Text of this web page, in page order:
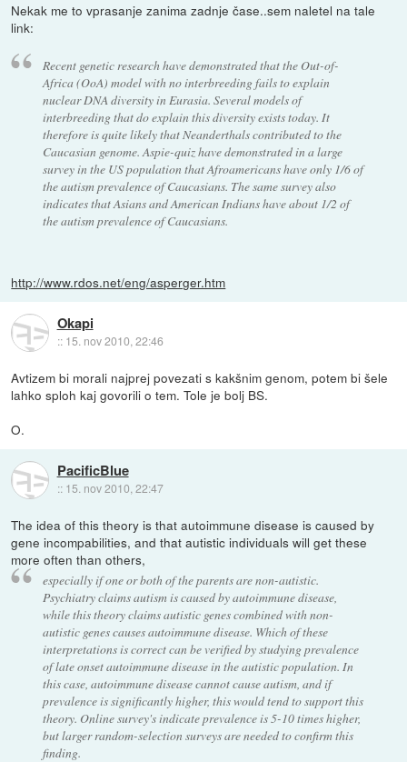
Nekak me to vprasanje zanima zadnje čase..sem naletel na tale
link:
Recent genetic research have demonstrated that the Out-of-
Africa (OoA) model with no interbreeding fails to explain
nuclear DNA diversity in Eurasia. Several models of
interbreeding that do explain this diversity exists today. It
therefore is quite likely that Neanderthals contributed to the
Caucasian genome. Aspie-quiz have demonstrated in a large
survey in the US population that Afroamericans have only 1/6 of
the autism prevalence of Caucasians. The same survey also
indicates that Asians and American Indians have about 1/2 of
the autism prevalence of Caucasians.
http://www.rdos.net/eng/asperger.htm
Okapi
:: 15. nov 2010, 22:46
Avtizem bi morali najprej povezati s kakšnim genom, potem bi šele
lahko sploh kaj govorili o tem. Tole je bolj BS.
O.
PacificBlue
:: 15. nov 2010, 22:47
The idea of this theory is that autoimmune disease is caused by
gene incompabilities, and that autistic individuals will get these
more often than others,
especially if one or both of the parents are non-autistic.
Psychiatry claims autism is caused by autoimmune disease,
while this theory claims autistic genes combined with non-
autistic genes causes autoimmune disease. Which of these
interpretations is correct can be verified by studying prevalence
of late onset autoimmune disease in the autistic population. In
this case, autoimmune disease cannot cause autism, and if
prevalence is significantly higher, this would tend to support this
theory. Online survey's indicate prevalence is 5-10 times higher,
but larger random-selection surveys are needed to confirm this
finding.